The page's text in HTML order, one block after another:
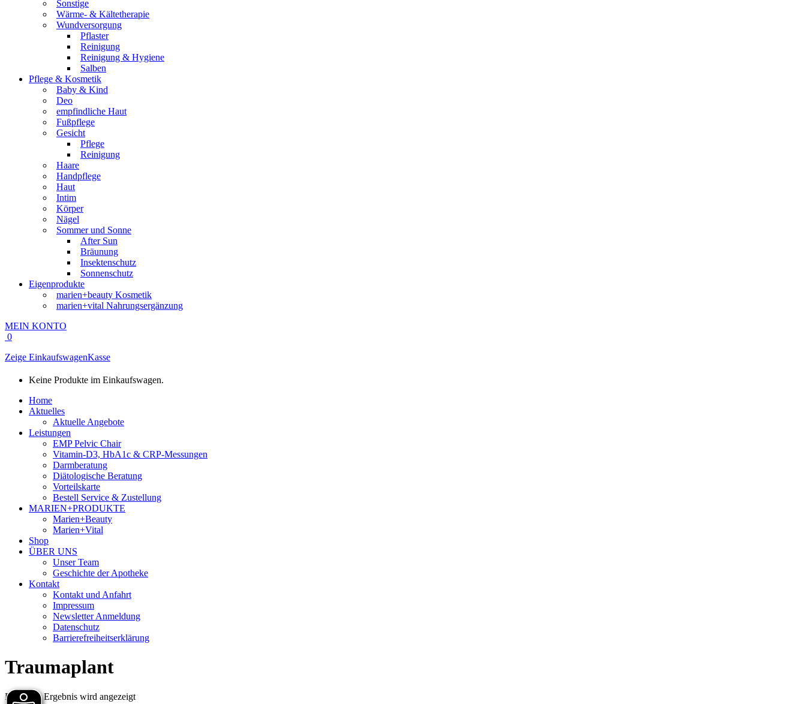
Sonstige
Wärme- & Kältetherapie
Wundversorgung
Pflaster
Reinigung
Reinigung & Hygiene
Salben
Pflege & Kosmetik
Baby & Kind
Deo
empfindliche Haut
Fußpflege
Gesicht
Pflege
Reinigung
Haare
Handpflege
Haut
Intim
Körper
Nägel
Sommer und Sonne
After Sun
Bräunung
Insektenschutz
Sonnenschutz
Eigenprodukte
marien+beauty Kosmetik
marien+vital Nahrungsergänzung
MEIN KONTO
0
Zeige EinkaufswagenKasse
Keine Produkte im Einkaufswagen.
Home
Aktuelles
Aktuelle Angebote
Leistungen
EMP Pelvic Chair
Vitamin-D3, HbA1c & CRP-Messungen
Darmberatung
Diätologische Beratung
Vorteilskarte
Bestell Service & Zustellung
MARIEN+PRODUKTE
Marien+Beauty
Marien+Vital
Shop
ÜBER UNS
Unser Team
Geschichte der Apotheke
Kontakt
Kontakt und Anfahrt
Impressum
Newsletter Anmeldung
Datenschutz
Barrierefreiheitserklärung
Traumaplant
Einzelnes Ergebnis wird angezeigt